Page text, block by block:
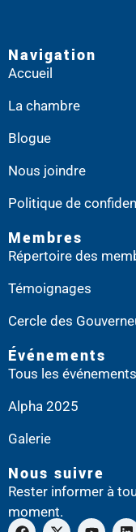
Navigation
Accueil
La chambre
Blogue
Nous joindre
Politique de
Membres
Répertoire des
Témoignages
Cercle des
Événements
Tous les événements
Alpha 2025
Galerie
Nous suivre
Rester informer à
moment.